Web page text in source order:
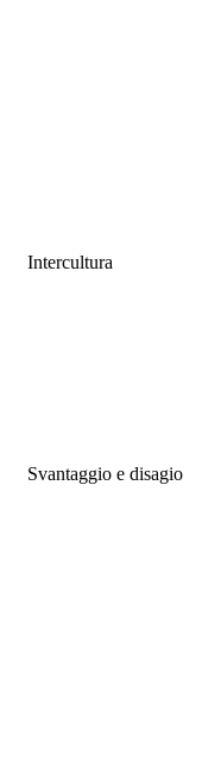
Intercultura
Svantaggio e disagio